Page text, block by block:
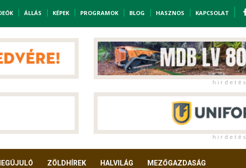
ÁLLÁS KÉPEK PROGRAMOK BLOG HASZNOS KAPCSOLAT
h i r d e t é s
h i r d e t é s
ZÖLDHÍREK HALVILÁG MEZŐGAZDASÁG